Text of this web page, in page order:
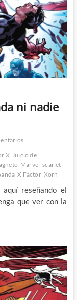
ni nadie
X Juicio de
Marvel scarlet
X Factor Xorn
reseñando el
que ver con la